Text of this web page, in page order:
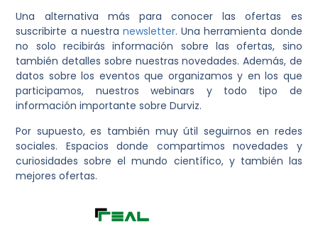
Una alternativa más para conocer las ofertas es
suscribirte a nuestra newsletter. Una herramienta donde
no solo recibirás información sobre las ofertas, sino
también detalles sobre nuestras novedades. Además, de
datos sobre los eventos que organizamos y en los que
participamos, nuestros webinars y todo tipo de
información importante sobre Durviz.
Por supuesto, es también muy útil seguirnos en redes
sociales. Espacios donde compartimos novedades y
curiosidades sobre el mundo científico, y también las
mejores ofertas.